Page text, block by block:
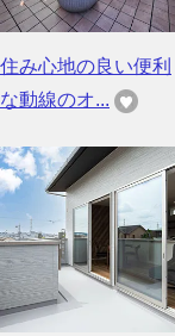
住み心地の良い便利
な動線のオ...